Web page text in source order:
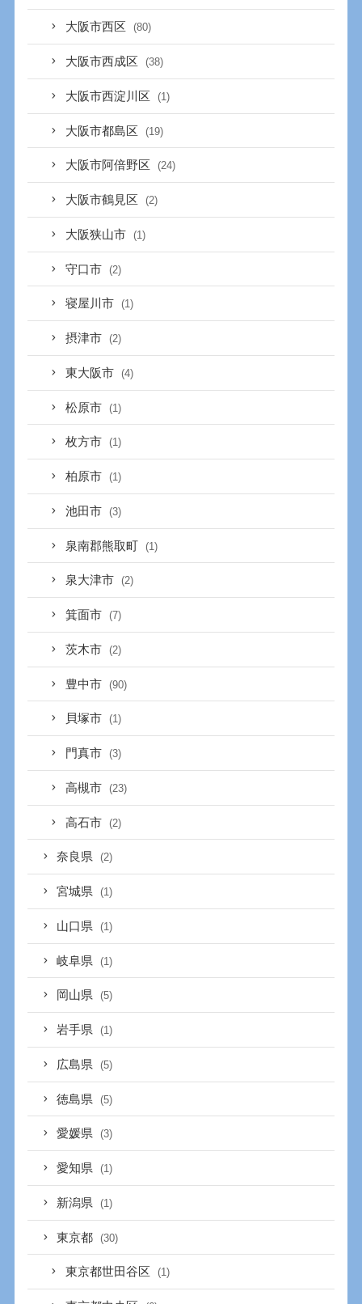
大阪市西区 (80)
大阪市西成区 (38)
大阪市西淀川区 (1)
大阪市都島区 (19)
大阪市阿倍野区 (24)
大阪市鶴見区 (2)
大阪狭山市 (1)
守口市 (2)
寝屋川市 (1)
摂津市 (2)
東大阪市 (4)
松原市 (1)
枚方市 (1)
柏原市 (1)
池田市 (3)
泉南郡熊取町 (1)
泉大津市 (2)
箕面市 (7)
茨木市 (2)
豊中市 (90)
貝塚市 (1)
門真市 (3)
高槻市 (23)
高石市 (2)
奈良県 (2)
宮城県 (1)
山口県 (1)
岐阜県 (1)
岡山県 (5)
岩手県 (1)
広島県 (5)
徳島県 (5)
愛媛県 (3)
愛知県 (1)
新潟県 (1)
東京都 (30)
東京都世田谷区 (1)